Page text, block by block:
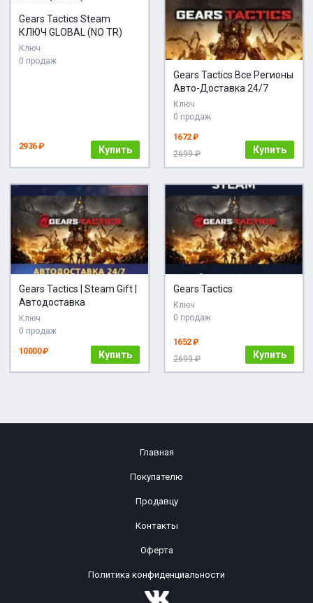
Gears Tactics Steam
КЛЮЧ GLOBAL (NO TR)
Ключ
0 продаж
2936 ₽ Купить
Gears Tactics Все Регионы
Авто-Доставка 24/7
Ключ
0 продаж
1672 ₽
2699 ₽
Купить
Gears Tactics | Steam Gift |
Автодоставка
Ключ
0 продаж
10000 ₽ Купить
Gears Tactics
Ключ
0 продаж
1652 ₽
2699 ₽
Купить
Главная
Покупателю
Продавцу
Контакты
Оферта
Политика конфиденциальности